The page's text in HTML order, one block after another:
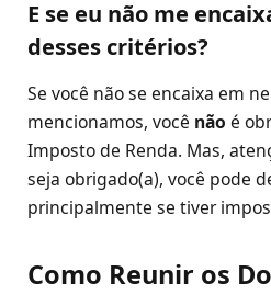
E se eu não me
desses critérios?
Se você não se encaixa em
mencionamos, você não é
Imposto de Renda. Mas,
seja obrigado(a), você pode
principalmente se tiver
Como Reunir os